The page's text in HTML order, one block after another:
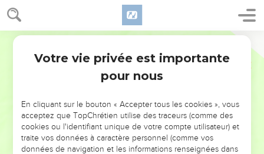
NE MANQUEZ PAS L’ÉVÉNEMENT
DE L’ANNÉE !
ET SI LEURS ERREURS POUVAIENT VOUS ÉVITER LES
VOTRES ?
Votre vie privée est importante
pour nous
En cliquant sur le bouton « Accepter tous les cookies », vous
acceptez que TopChrétien utilise des traceurs (comme des
cookies ou l'identifiant unique de votre compte utilisateur) et
traite vos données à caractère personnel (comme vos
données de navigation et les informations renseignées dans